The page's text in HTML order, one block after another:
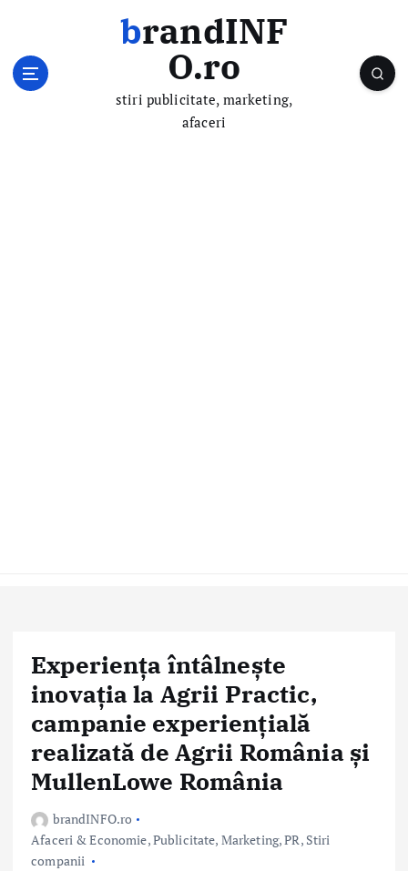
brandINF
O.ro
stiri publicitate, marketing,
afaceri
Experiența întâlnește
inovația la Agrii Practic,
campanie experiențială
realizată de Agrii România și
MullenLowe România
brandINFO.ro
Afaceri & Economie,Publicitate, Marketing, PR, Stiri
companii